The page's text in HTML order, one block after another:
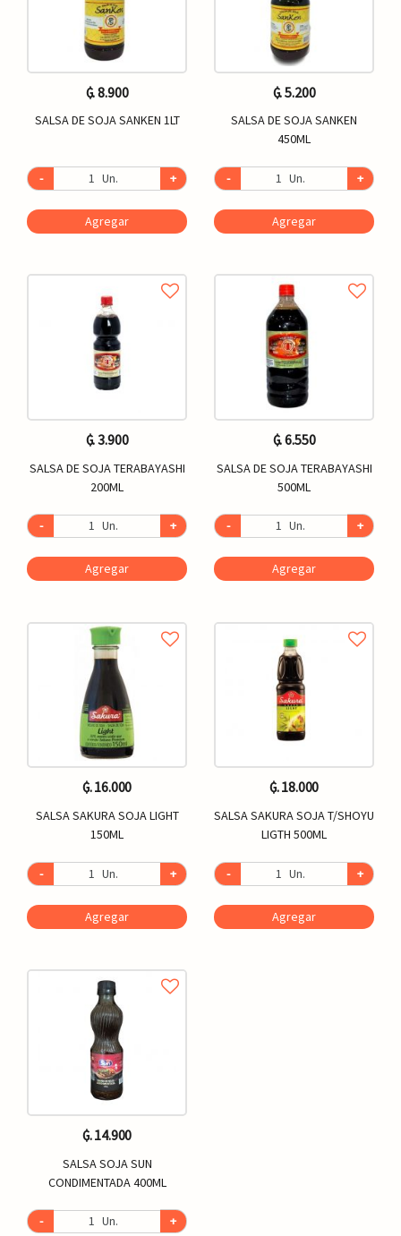
₲. 8.900
SALSA DE SOJA SANKEN 1LT
- Un. +
Agregar
₲. 5.200
SALSA DE SOJA SANKEN
450ML
- Un. +
Agregar
₲. 3.900
SALSA DE SOJA TERABAYASHI
200ML
- Un. +
Agregar
₲. 6.550
SALSA DE SOJA TERABAYASHI
500ML
- Un. +
Agregar
₲. 16.000
SALSA SAKURA SOJA LIGHT
150ML
- Un. +
Agregar
₲. 18.000
SALSA SAKURA SOJA T/SHOYU
LIGTH 500ML
- Un. +
Agregar
₲. 14.900
SALSA SOJA SUN
CONDIMENTADA 400ML
- Un. +